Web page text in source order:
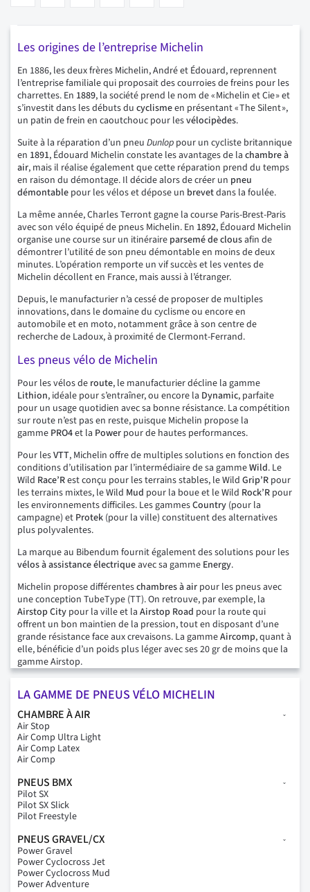
Les origines de l’entreprise Michelin
En 1886, les deux frères Michelin, André et Édouard, reprennent
l’entreprise familiale qui proposait des courroies de freins pour les
charrettes. En 1889, la société prend le nom de « Michelin et Cie » et
s’investit dans les débuts du cyclismeen présentant « The Silent »,
un patin de frein en caoutchouc pour lesvélocipèdes.
Suite à la réparation d’un pneu Dunlop pour un cycliste britannique
en 1891, Édouard Michelin constate les avantages de la chambre à
air, mais il réalise également que cette réparation prend du temps
en raison du démontage. Il décide alors de créer un pneu
démontable pour les vélos et dépose un brevetdans la foulée.
La même année, Charles Terront gagne la course Paris-Brest-Paris
avec son vélo équipé de pneus Michelin. En 1892, Édouard Michelin
organise une course sur un itinéraire parsemé de clousafin de
démontrer l’utilité de son pneu démontable en moins de deux
minutes. L’opération remporte un vif succès et les ventes de
Michelin décollent en France, mais aussi à l’étranger.
Depuis, le manufacturier n’a cessé de proposer de multiples
innovations, dans le domaine du cyclisme ou encore en
automobile et en moto, notamment grâce à son centre de
recherche de Ladoux, à proximité de Clermont-Ferrand.
Les pneus vélo de Michelin
Pour les vélos de route, le manufacturier décline la gamme
Lithion, idéale pour s’entraîner, ou encore la Dynamic, parfaite
pour un usage quotidien avec sa bonne résistance. La compétition
sur route n’est pas en reste, puisque Michelin propose la
gamme PRO4et la Power pour de hautes performances.
Pour lesVTT, Michelin offre de multiples solutions en fonction des
conditions d’utilisation par l’intermédiaire de sa gammeWild. Le
Wild Race’Rest conçu pour les terrains stables, le Wild Grip’R pour
les terrains mixtes, le Wild Mud pour la boue et le Wild Rock’R pour
les environnements difficiles. Les gammesCountry (pour la
campagne) et Protek (pour la ville) constituent des alternatives
plus polyvalentes.
La marque au Bibendum fournit également des solutions pour les
vélos à assistanceélectriqueavec sa gamme Energy.
Michelin propose différenteschambres à air pour les pneus avec
une conception TubeType (TT). On retrouve, par exemple, la
Airstop City pour la ville et la Airstop Road pour la route qui
offrent un bon maintien de la pression, tout en disposant d’une
grande résistance face aux crevaisons. La gammeAircomp, quant à
elle, bénéficie d’un poids plus léger avec ses 20 gr de moins que la
gamme Airstop.
LA GAMME DE PNEUS VÉLO MICHELIN
CHAMBRE À AIR
Air Stop
Air Comp Ultra Light
Air Comp Latex
Air Comp
PNEUS BMX
Pilot SX
Pilot SX Slick
Pilot Freestyle
PNEUS GRAVEL/CX
Power Gravel
Power Cyclocross Jet
Power Cyclocross Mud
Power Adventure